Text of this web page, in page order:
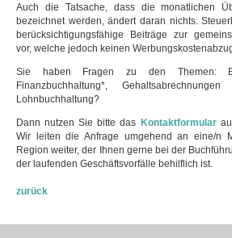
Auch die Tatsache, dass die monatlichen
bezeichnet werden, ändert daran nichts.
berücksichtigungsfähige Beiträge zur
vor, welche jedoch keinen
Sie haben Fragen zu den Themen:
Finanzbuchhaltung*,
Lohnbuchhaltung?
Dann nutzen Sie bitte das Kontaktformular
Wir leiten die Anfrage umgehend an eine/n
Region weiter, der Ihnen gerne bei der
der laufenden Geschäftsvorfälle behilflich ist.
zurück